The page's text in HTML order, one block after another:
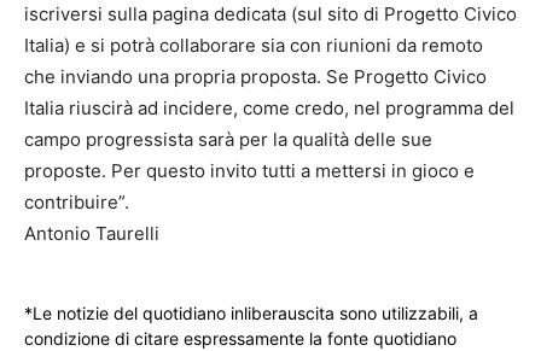
iscriversi sulla pagina dedicata (sul sito di Progetto Civico
Italia) e si potrà collaborare sia con riunioni da remoto
che inviando una propria proposta. Se Progetto Civico
Italia riuscirà ad incidere, come credo, nel programma del
campo progressista sarà per la qualità delle sue
proposte. Per questo invito tutti a mettersi in gioco e
contribuire”.
Antonio Taurelli
*Le notizie del quotidiano inliberauscita sono utilizzabili, a
condizione di citare espressamente la fonte quotidiano